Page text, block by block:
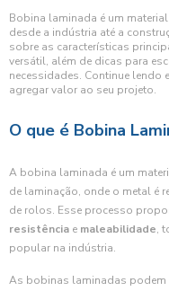
Bobina laminada é um
desde a indústria até a
sobre as características
versátil, além de dicas para
necessidades. Continue lendo
agregar valor ao seu projeto.
O que é Bobina
A bobina laminada é um
de laminação, onde o metal é
de rolos. Esse processo
resistência e maleabilidade,
popular na indústria.
As bobinas laminadas podem